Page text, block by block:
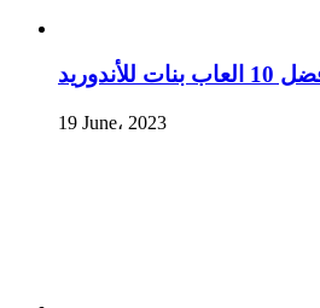
للأندوريد
19 June، 2023